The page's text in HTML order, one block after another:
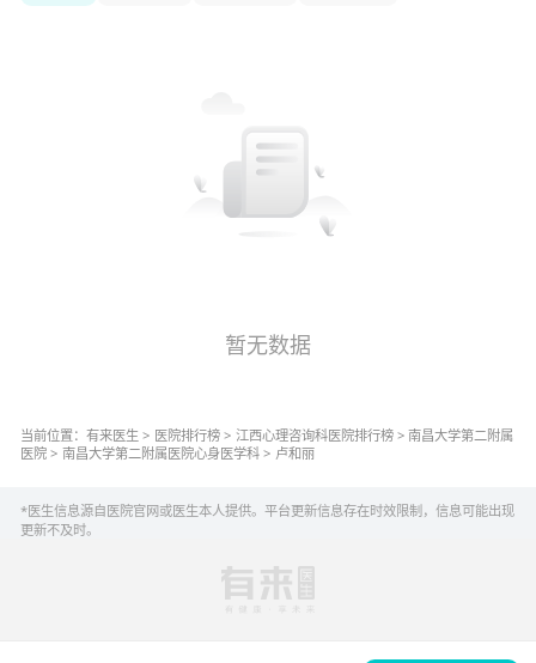
暂无数据
当前位置： 有来医生 > 医院排行榜 > 江西心理咨询科医院排行榜 > 南昌大学第二附属
医院 > 南昌大学第二附属医院心身医学科 > 卢和丽
*医生信息源自医院官网或医生本人提供。平台更新信息存在时效限制，信息可能出现
更新不及时。